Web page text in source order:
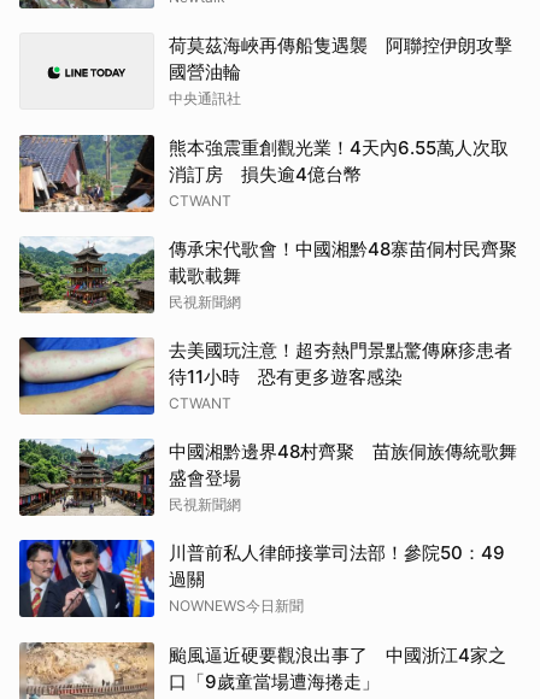
荷莫茲海峽再傳船隻遇襲 阿聯控伊朗攻擊
國營油輪
中央通訊社
熊本強震重創觀光業！4天內6.55萬人次取
消訂房 損失逾4億台幣
CTWANT
傳承宋代歌會！中國湘黔48寨苗侗村民齊聚
載歌載舞
民視新聞網
去美國玩注意！超夯熱門景點驚傳麻疹患者
待11小時 恐有更多遊客感染
CTWANT
中國湘黔邊界48村齊聚 苗族侗族傳統歌舞
盛會登場
民視新聞網
川普前私人律師接掌司法部！參院50：49
過關
NOWNEWS今日新聞
颱風逼近硬要觀浪出事了 中國浙江4家之
口「9歲童當場遭海捲走」